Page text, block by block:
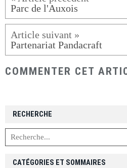
Parc de l'Auxois
Partenariat Pandacraft
COMMENTER CET
RECHERCHE
CATÉGORIES ET SOMMAIRES